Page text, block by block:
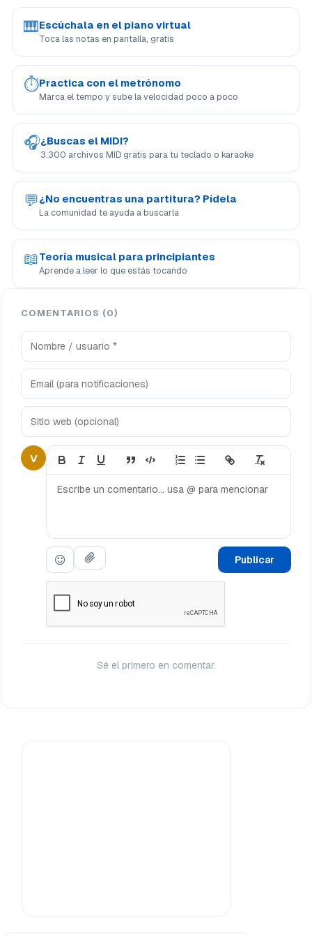
🎹Escúchala en el piano virtual
Toca las notas en pantalla, gratis
⏱Practica con el metrónomo
Marca el tempo y sube la velocidad poco a poco
🎧¿Buscas el MIDI?
3.300 archivos MID gratis para tu teclado o karaoke
💬¿No encuentras una partitura? Pídela
La comunidad te ayuda a buscarla
📖Teoría musical para principiantes
Aprende a leer lo que estás tocando
COMENTARIOS (0)
V
Publicar
Sé el primero en comentar.